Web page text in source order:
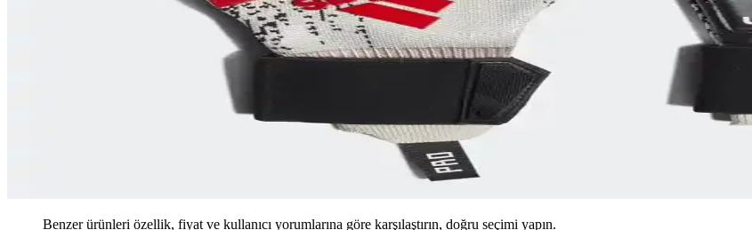
Benzer ürünleri özellik, fiyat ve kullanıcı yorumlarına göre karşılaştırın, doğru seçimi yapın.